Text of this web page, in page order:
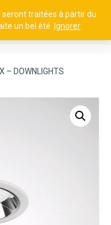
traitées à partir du
un bel été.
Ignorer
- SPOT
W45 30 - ALU
– DOWNLIGHTS